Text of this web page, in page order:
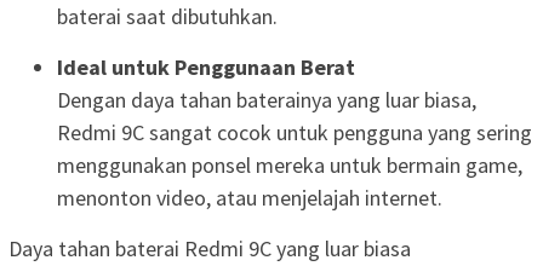
baterai saat dibutuhkan.
Ideal untuk Penggunaan Berat
Dengan daya tahan baterainya yang luar biasa,
Redmi 9C sangat cocok untuk pengguna yang sering
menggunakan ponsel mereka untuk bermain game,
menonton video, atau menjelajah internet.
Daya tahan baterai Redmi 9C yang luar biasa